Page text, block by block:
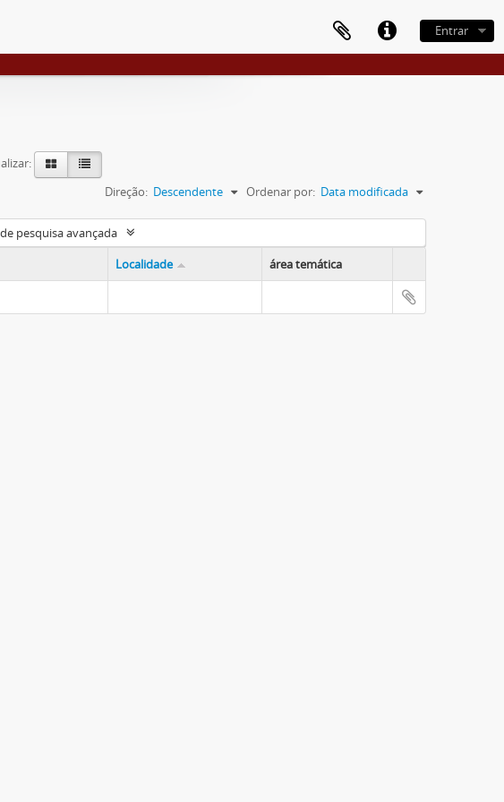
Entrar
Ordenar por: Data modificada
Direção: Descendente
pesquisa avançada
Localidade área temática